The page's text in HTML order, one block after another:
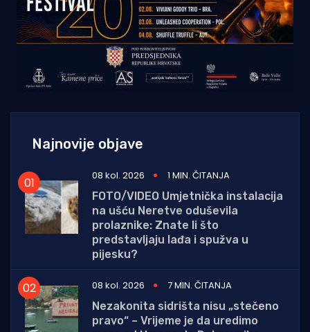
Najnovije objave
08 kol. 2026
1 MIN. ČITANJA
FOTO/VIDEO Umjetnička instalacija
na ušću Neretve oduševila
prolaznike: Znate li što
predstavljaju lađa i spužva u
pijesku?
08 kol. 2026
7 MIN. ČITANJA
Nezakonita sidrišta nisu „stečeno
pravo“ – Vrijeme je da uredimo